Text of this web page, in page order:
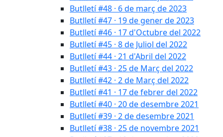
Butlletí #48 · 6 de març de 2023
Butlletí #47 · 19 de gener de 2023
Butlletí #46 · 17 d'Octubre del 2022
Butlletí #45 · 8 de Juliol del 2022
Butlletí #44 · 21 d'Abril del 2022
Butlletí #43 · 25 de Març del 2022
Butlletí #42 · 2 de Març del 2022
Butlletí #41 · 17 de febrer del 2022
Butlletí #40 · 20 de desembre 2021
Butlletí #39 · 2 de desembre 2021
Butlletí #38 · 25 de novembre 2021